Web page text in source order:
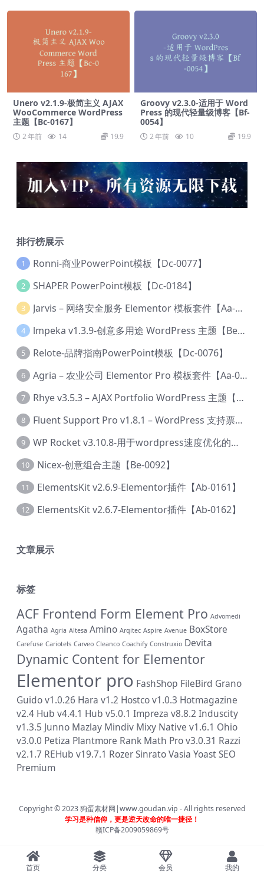
Unero v2.1.9-极简主义 AJAX
WooCommerce WordPress
主题【Bc-0167】
2 年前 14 19.9
Groovy v2.3.0-适用于 Word
Press 的现代轻量级博客【Bf-
0054】
2 年前 10 19.9
排行榜展示
1 Ronni-商业PowerPoint模板【Dc-0077】
2 SHAPER PowerPoint模板【Dc-0184】
3 Jarvis – 网络安全服务 Elementor 模板套件【Aa-0035】
4 lmpeka v1.3.9-创意多用途 WordPress 主题【Be-0064】
5 Relote-品牌指南PowerPoint模板【Dc-0076】
6 Agria – 农业公司 Elementor Pro 模板套件【Aa-0003】
7 Rhye v3.5.3 – AJAX Portfolio WordPress 主题【Bi-0049】
8 Fluent Support Pro v1.8.1 – WordPress 支持票务系统【Cc-0041】
9 WP Rocket v3.10.8-用于wordpress速度优化的缓存加速插件【Cd-0019】
10 Nicex-创意组合主题【Be-0092】
11 ElementsKit v2.6.9-Elementor插件【Ab-0161】
12 ElementsKit v2.6.7-Elementor插件【Ab-0162】
文章展示
标签
ACF Frontend Form Element Pro Advomedi
Agatha Agria Altesa Amino Arqitec Aspire Avenue BoxStore
Carefuse Cariotels Carveo Cleanco Coachify Construxio Devita
Dynamic Content for Elementor
Elementor pro FashShop FileBird Grano
Guido v1.0.26 Hara v1.2 Hostco v1.0.3 Hotmagazine
v2.4 Hub v4.4.1 Hub v5.0.1 Impreza v8.8.2 Induscity
v1.3.5 Junno Mazlay Mindiv Mixy Native v1.6.1 Ohio
v3.0.0 Petiza Plantmore Rank Math Pro v3.0.31 Razzi
v2.1.7 REHub v19.7.1 RozerSinratoVasia Yoast SEO
Premium
Copyright © 2023狗蛋素材网|www.goudan.vip - All rights reserved
学习是种信仰，更是逆天改命的唯一捷径！
赣ICP备2009059869号
首页 分类 会员 我的